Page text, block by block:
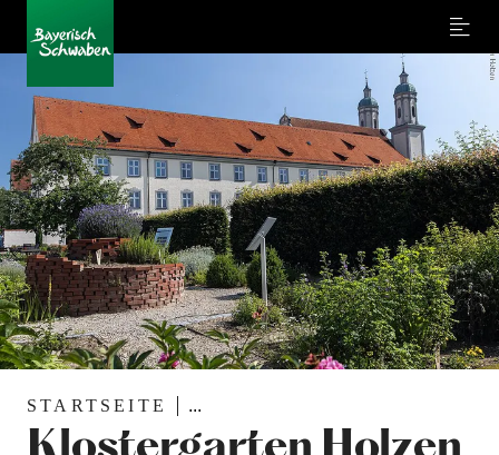
Menu
STARTSEITE ...